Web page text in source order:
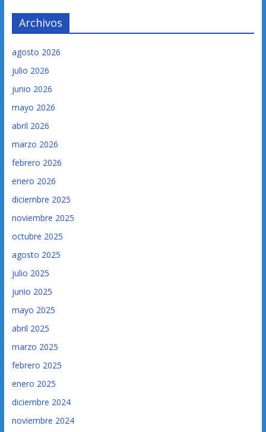
Archivos
agosto 2026
julio 2026
junio 2026
mayo 2026
abril 2026
marzo 2026
febrero 2026
enero 2026
diciembre 2025
noviembre 2025
octubre 2025
agosto 2025
julio 2025
junio 2025
mayo 2025
abril 2025
marzo 2025
febrero 2025
enero 2025
diciembre 2024
noviembre 2024